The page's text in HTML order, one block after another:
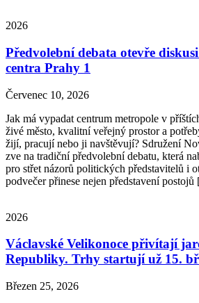
2026
Předvolební debata otevře
centra Prahy 1
Červenec 10, 2026
Jak má vypadat centrum metropole v
živé město, kvalitní veřejný prostor a
žijí, pracují nebo ji navštěvují? Sdružení
zve na tradiční předvolební debatu, která
pro střet názorů politických představitelů i
podvečer přinese nejen představení
2026
Václavské Velikonoce přivítají
Republiky. Trhy startují už 15.
Březen 25, 2026